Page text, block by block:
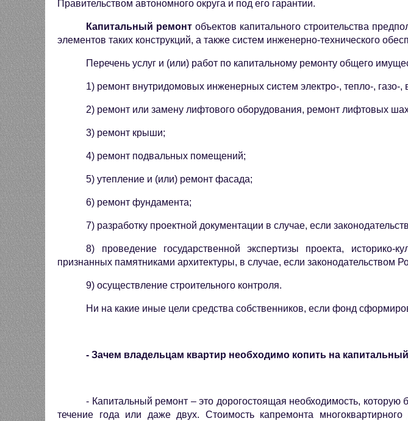
Правительством автономного округа и под его гарантии.
Капитальный ремонт объектов капитального строительства
элементов таких конструкций, а также систем инженерно-технического
Перечень услуг и (или) работ по капитальному ремонту общего
1) ремонт внутридомовых инженерных систем электро-, тепло-, газо-
2) ремонт или замену лифтового оборудования, ремонт лифтовых
3) ремонт крыши;
4) ремонт подвальных помещений;
5) утепление и (или) ремонт фасада;
6) ремонт фундамента;
7) разработку проектной документации в случае, если
8) проведение государственной экспертизы проекта,
признанных памятниками архитектуры, в случае, если законодательством
9) осуществление строительного контроля.
Ни на какие иные цели средства собственников, если фонд
- Зачем владельцам квартир необходимо копить на
- Капитальный ремонт – это дорогостоящая необходимость, которую
течение года или даже двух. Стоимость капремонта